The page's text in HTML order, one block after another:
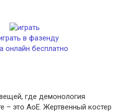
где демонология
– это АоЕ. Жертвенный костер